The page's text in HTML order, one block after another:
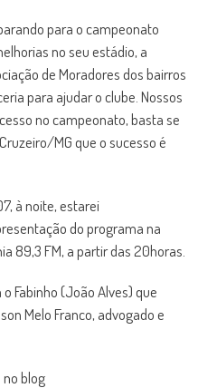
para o campeonato
no seu estádio, a
de Moradores dos bairros
para ajudar o clube. Nossos
no campeonato, basta se
MG que o sucesso é
à noite, estarei
do programa na
89,3 FM, a partir das 20horas.
Fabinho (João Alves) que
Melo Franco, advogado e
blog